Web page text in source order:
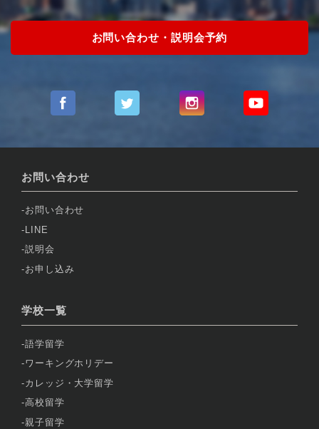
お問い合わせ・説明会予約
お問い合わせ
お問い合わせ
LINE
説明会
お申し込み
学校一覧
語学留学
ワーキングホリデー
カレッジ・大学留学
高校留学
親子留学